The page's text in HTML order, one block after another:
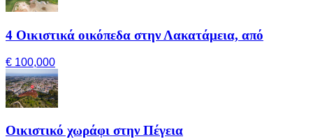
4 Οικιστικά οικόπεδα στην Λακατάμεια, από
€ 100,000
Οικιστικό χωράφι στην Πέγεια